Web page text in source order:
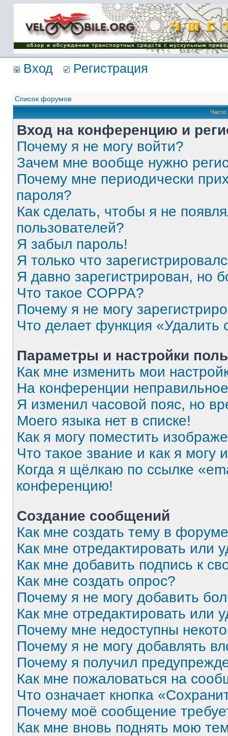
Имя пользователя:
Пароль:
{ LOG_ME_IN_SHORT
}
Вход Регистрация
Список форумов
Вход на конференцию и
Почему я не могу войти?
Зачем мне вообще нужно
Почему мне периодически
пароля?
Как сделать, чтобы я не
пользователей?
Я забыл пароль!
Я только что
Я давно зарегистрирован, но
Что такое COPPA?
Почему я не могу
Что делает функция
Параметры и настройки
Как мне изменить мои
На конференции
Я изменил часовой пояс, но
Моего языка нет в списке!
Как я могу поместить
Что такое звание и как я могу
Когда я щёлкаю по ссылке
конференцию!
Создание сообщений
Как мне создать тему в
Как мне отредактировать или
Как мне добавить подпись к
Как мне создать опрос?
Почему я не могу добавить
Как мне отредактировать или
Почему мне недоступны
Почему я не могу добавлять
Почему я получил
Как мне пожаловаться на
Что означает кнопка
Почему моё сообщение
Как мне вновь поднять мою